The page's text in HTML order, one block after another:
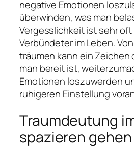
negative Emotionen
überwinden, was man
Vergesslichkeit ist sehr oft
Verbündeter im Leben.
träumen kann ein Zeichen
man bereit ist,
Emotionen loszuwerden
ruhigeren Einstellung
Traumdeutung
spazieren gehen